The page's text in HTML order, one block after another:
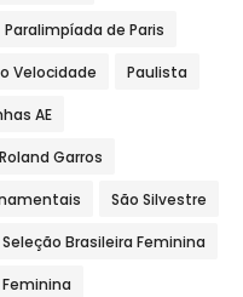
Paralimpíada de Paris
Velocidade Paulista
AE
Roland Garros
São Silvestre
Seleção Brasileira Feminina